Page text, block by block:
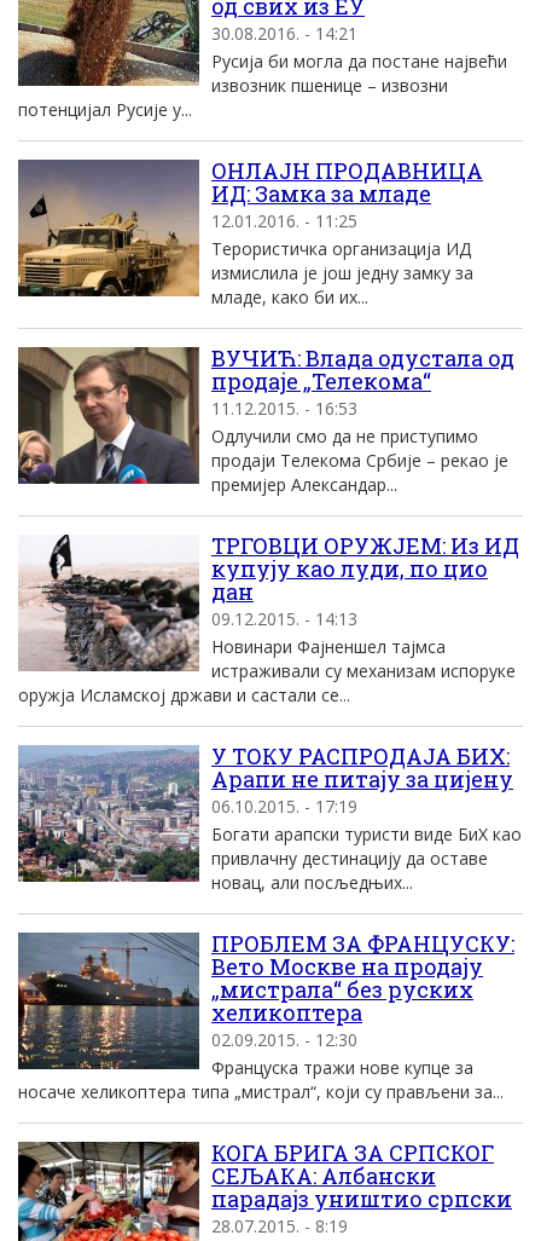
од свих из ЕУ
30.08.2016. - 14:21
Русија би могла да постане највећи
извозник пшенице – извозни
потенцијал Русије у...
ОНЛАЈН ПРОДАВНИЦА
ИД: Замка за младе
12.01.2016. - 11:25
Терористичка организација ИД
измислила је још једну замку за
младе, како би их...
ВУЧИЋ: Влада одустала од
продаје „Телекома“
11.12.2015. - 16:53
Одлучили смо да не приступимо
продаји Телекома Србије – рекао је
премијер Александар...
ТРГОВЦИ ОРУЖЈЕМ: Из ИД
купују као луди, по цио
дан
09.12.2015. - 14:13
Новинари Фајненшел тајмса
истраживали су механизам испоруке
оружја Исламској држави и састали се...
У ТОКУ РАСПРОДАЈА БИХ:
Арапи не питају за цијену
06.10.2015. - 17:19
Богати арапски туристи виде БиХ као
привлачну дестинацију да оставе
новац, али посљедњих...
ПРОБЛЕМ ЗА ФРАНЦУСКУ:
Вето Москве на продају
„мистрала“ без руских
хеликоптера
02.09.2015. - 12:30
Француска тражи нове купце за
носаче хеликоптера типа „мистрал“, који су прављени за...
КОГА БРИГА ЗА СРПСКОГ
СЕЉАКА: Албански
парадајз уништио српски
28.07.2015. - 8:19